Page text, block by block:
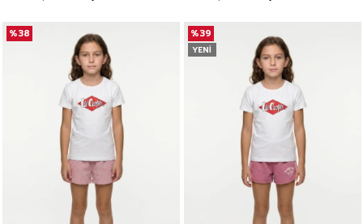
%38 %39
YENI